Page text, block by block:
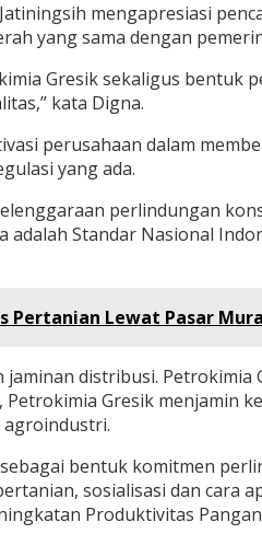
mengapresiasi
yang sama dengan
Gresik sekaligus
kata Digna.
perusahaan dalam
yang ada.
perlindungan
Standar Nasional
Lewat Pasar
distribusi.
Gresik menjamin
bentuk komitmen
sosialisasi dan
Produktivitas